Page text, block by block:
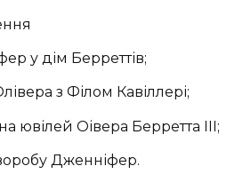
у дім Берреттів;
з Філом Кавіллері;
ювілей Оівера Берретта ІІІ;
Дженніфер.